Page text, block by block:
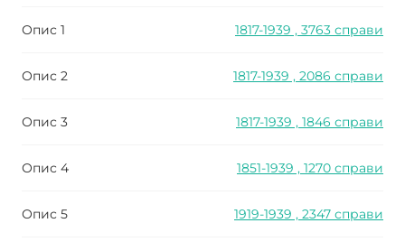
Опис 1 1817-1939 , 3763 справи
Опис 2 1817-1939 , 2086 справи
Опис 3 1817-1939 , 1846 справи
Опис 4 1851-1939 , 1270 справи
Опис 5 1919-1939 , 2347 справи